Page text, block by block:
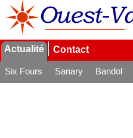
Actualité Contact
Six Fours Sanary Bandol